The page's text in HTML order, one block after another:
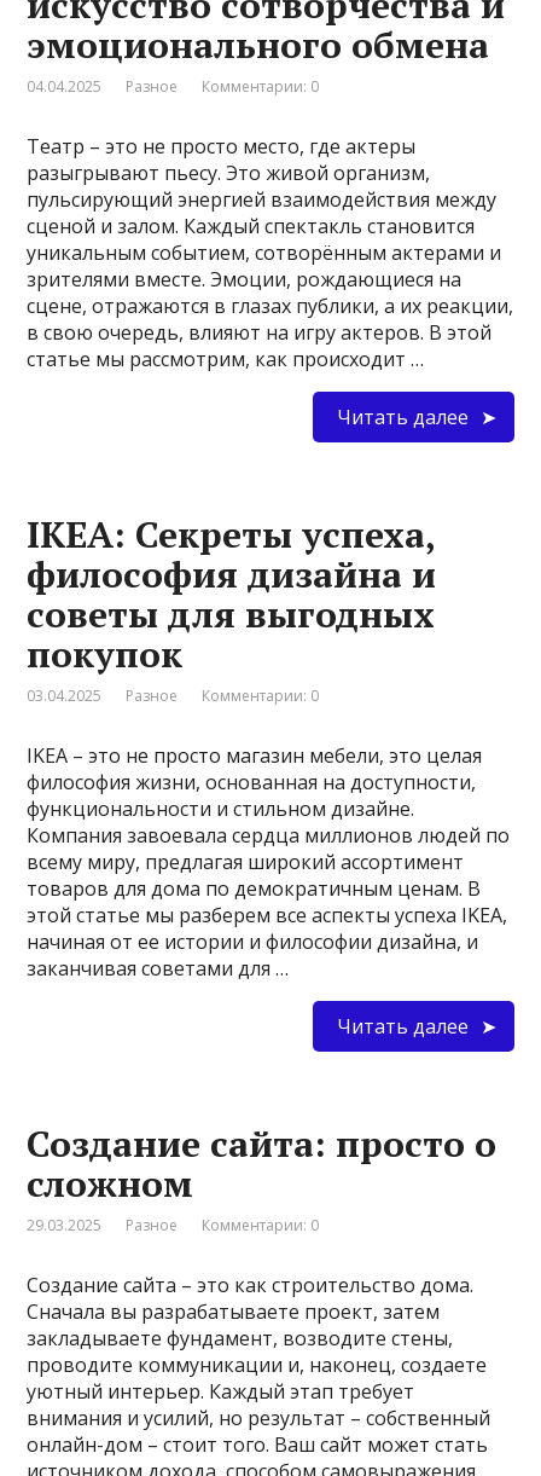
эмоционального обмена
04.04.2025 Разное Комментарии: 0
Театр – это не просто место, где актеры
разыгрывают пьесу. Это живой организм,
пульсирующий энергией взаимодействия между
сценой и залом. Каждый спектакль становится
уникальным событием, сотворённым актерами и
зрителями вместе. Эмоции, рождающиеся на
сцене, отражаются в глазах публики, а их реакции,
в свою очередь, влияют на игру актеров. В этой
статье мы рассмотрим, как происходит …
Читать далее
IKEA: Секреты успеха,
философия дизайна и
советы для выгодных
покупок
03.04.2025 Разное Комментарии: 0
IKEA – это не просто магазин мебели, это целая
философия жизни, основанная на доступности,
функциональности и стильном дизайне.
Компания завоевала сердца миллионов людей по
всему миру, предлагая широкий ассортимент
товаров для дома по демократичным ценам. В
этой статье мы разберем все аспекты успеха IKEA,
начиная от ее истории и философии дизайна, и
заканчивая советами для …
Читать далее
Создание сайта: просто о
сложном
29.03.2025 Разное Комментарии: 0
Создание сайта – это как строительство дома.
Сначала вы разрабатываете проект, затем
закладываете фундамент, возводите стены,
проводите коммуникации и, наконец, создаете
уютный интерьер. Каждый этап требует
внимания и усилий, но результат – собственный
онлайн-дом – стоит того. Ваш сайт может стать